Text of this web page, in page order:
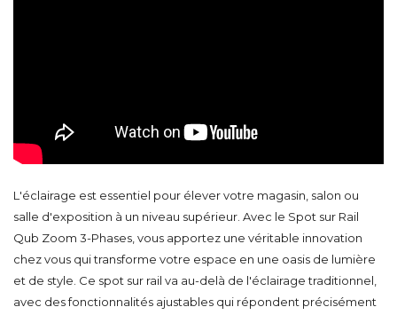
L'éclairage est essentiel pour élever votre magasin, salon ou
salle d'exposition à un niveau supérieur. Avec le Spot sur Rail
Qub Zoom 3-Phases, vous apportez une véritable innovation
chez vous qui transforme votre espace en une oasis de lumière
et de style. Ce spot sur rail va au-delà de l'éclairage traditionnel,
avec des fonctionnalités ajustables qui répondent précisément